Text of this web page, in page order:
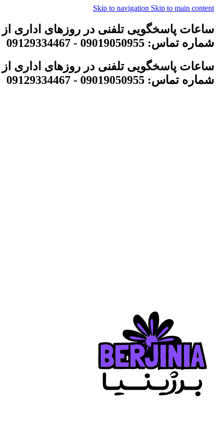
Skip to navigation Skip to main content
ساعات پاسخگویی تلفنی در روزهای اداری از 8 تا 18
شماره تماس: 09019050955 - 09129334467
ساعات پاسخگویی تلفنی در روزهای اداری از 8 تا 18
شماره تماس: 09019050955 - 09129334467